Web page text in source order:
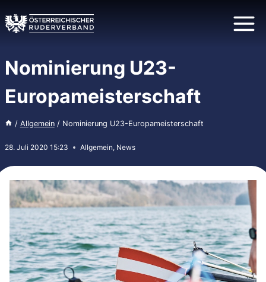
Inhalt
springen
Nominierung U23-
Europameisterschaft
/ Allgemein / Nominierung U23-Europameisterschaft
28. Juli 2020 15:23 Allgemein, News